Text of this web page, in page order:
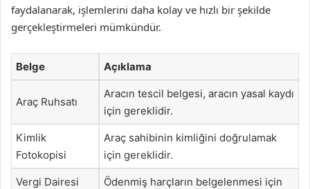
faydalanarak, işlemlerini daha kolay ve hızlı bir şekilde
gerçekleştirmeleri mümkündür.
Belge Açıklama
Araç Ruhsatı
Aracın tescil belgesi, aracın yasal kaydı
için gereklidir.
Kimlik
Fotokopisi
Araç sahibinin kimliğini doğrulamak
için gereklidir.
Vergi Dairesi
Ödenmiş harçların belgelenmesi için